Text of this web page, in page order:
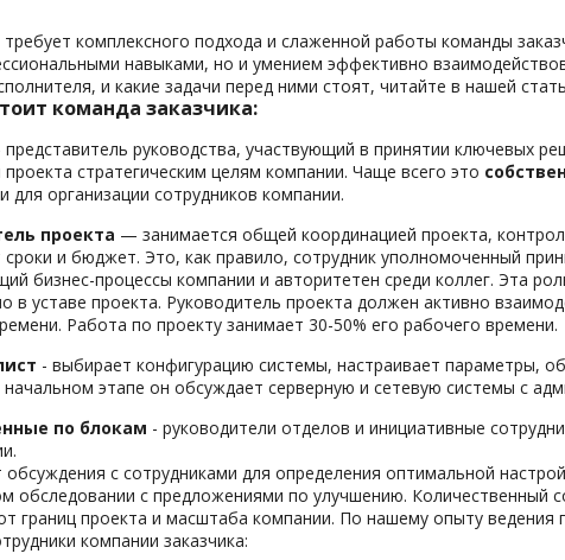
комплексного подхода и слаженной работы команды
навыками, но и умением эффективно
и какие задачи перед ними стоят, читайте в нашей
команда заказчика:
руководства, участвующий в принятии ключевых
проекта стратегическим целям компании. Чаще всего это
для организации сотрудников компании.
проекта — занимается общей координацией проекта,
сроки и бюджет. Это, как правило, сотрудник уполномоченный
бизнес-процессы компании и авторитетен среди коллег. Эта
в уставе проекта. Руководитель проекта должен активно
Работа по проекту занимает 30-50% его рабочего времени.
- выбирает конфигурацию системы, настраивает параметры,
этапе он обсуждает серверную и сетевую системы с
по блокам - руководители отделов и инициативные
с сотрудниками для определения оптимальной
обследовании с предложениями по улучшению. Количественный
границ проекта и масштаба компании. По нашему опыту
компании заказчика: